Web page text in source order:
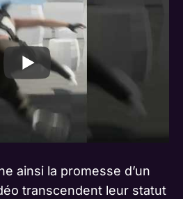
ainsi la promesse d’un
transcendent leur statut